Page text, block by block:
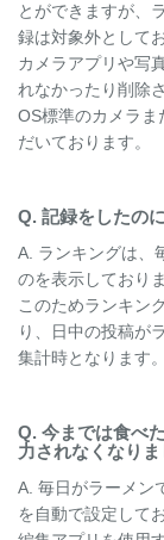
とができますが、
録は対象外として
カメラアプリや写
れなかったり削除
OS標準のカメラま
だいております。
Q. 記録をしたの
A. ランキングは、
のを表示しておりま
このためランキン
り、日中の投稿が
集計時となります。
Q. 今までは食べ
力されなくなり
A. 毎日がラーメン
を自動で設定して